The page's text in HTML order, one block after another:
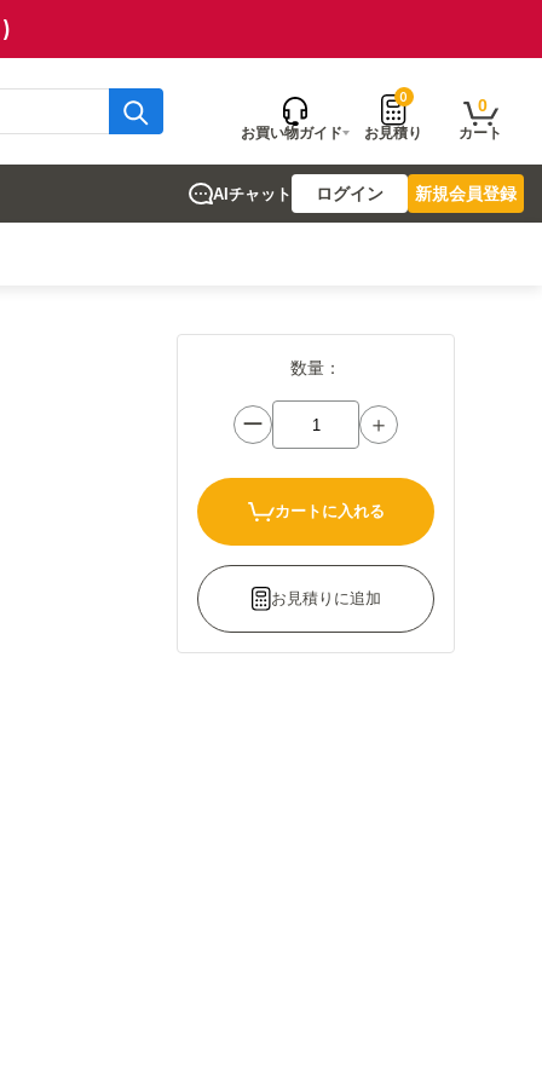
お買い物ガイド
0
お見積り
0
カート
AIチャット ログイン 新規会員登録
数量：
ー ＋
カートに入れる
お見積りに追加